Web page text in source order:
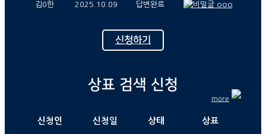
김0한 2025.10.09 답변완료 ooo
신청하기
상표 검색 신청
more
신청인 신청일 상태 상표